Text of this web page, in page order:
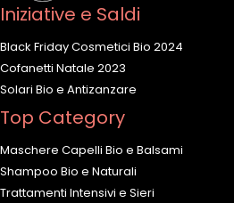
Iniziative e Saldi
Black Friday Cosmetici Bio 2024
Cofanetti Natale 2023
Solari Bio e Antizanzare
Top Category
Maschere Capelli Bio e Balsami
Shampoo Bio e Naturali
Trattamenti Intensivi e Sieri